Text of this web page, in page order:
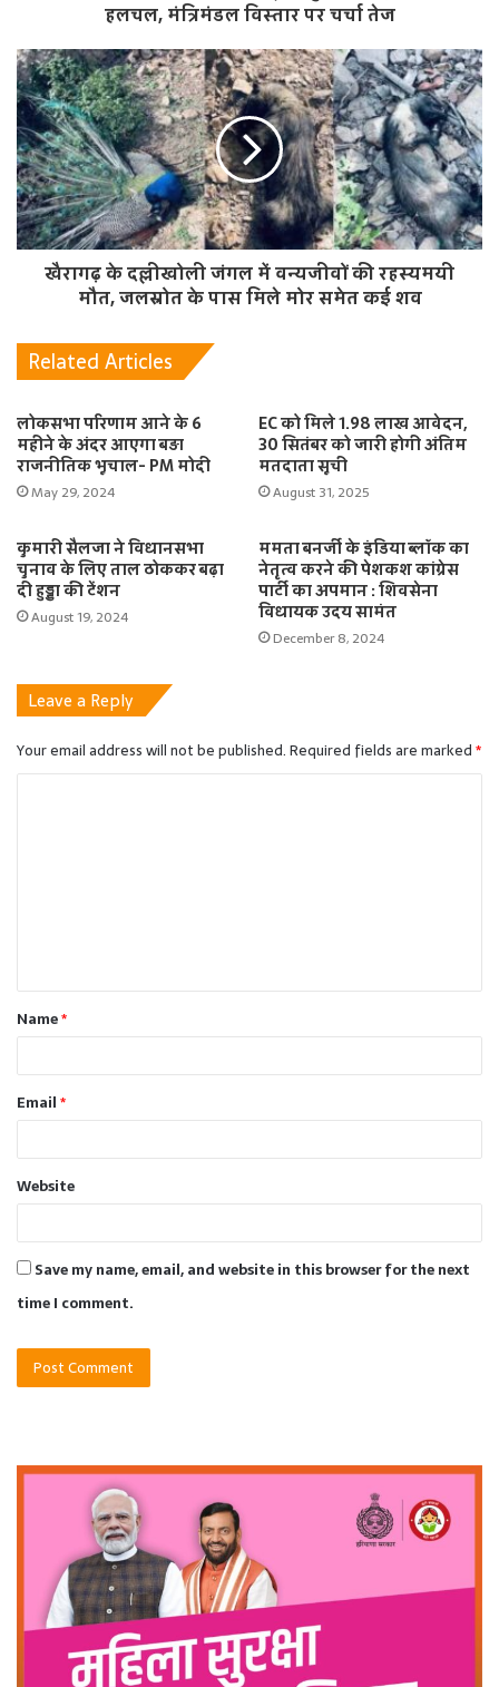
हलचल, मंत्रिमंडल विस्तार पर चर्चा तेज
खैरागढ़ के दल्लीखोली जंगल में वन्यजीवों की रहस्यमयी
मौत, जलस्रोत के पास मिले मोर समेत कई शव
Related Articles
लोकसभा परिणाम आने के 6
महीने के अंदर आएगा बड़ा
राजनीतिक भूचाल- PM मोदी
May 29, 2024
EC को मिले 1.98 लाख आवेदन,
30 सितंबर को जारी होगी अंतिम
मतदाता सूची
August 31, 2025
कुमारी सैलजा ने विधानसभा
चुनाव के लिए ताल ठोककर बढ़ा
दी हुड्डा की टेंशन
August 19, 2024
ममता बनर्जी के इंडिया ब्लॉक का
नेतृत्व करने की पेशकश कांग्रेस
पार्टी का अपमान : शिवसेना
विधायक उदय सामंत
December 8, 2024
Leave a Reply
Your email address will not be published.Required fields are marked*
t
*Name*
Email*
Website
Save my name, email, and website in this browser for the next
time I comment.